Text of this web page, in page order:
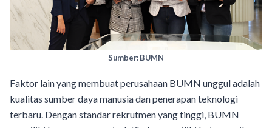
Sumber: BUMN
Faktor lain yang membuat perusahaan BUMN unggul adalah
kualitas sumber daya manusia dan penerapan teknologi
terbaru. Dengan standar rekrutmen yang tinggi, BUMN